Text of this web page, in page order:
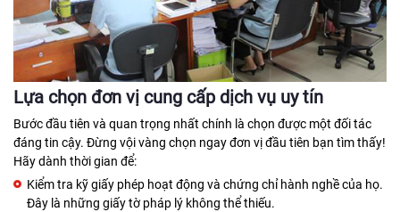
Lựa chọn đơn vị cung cấp dịch vụ uy tín
Bước đầu tiên và quan trọng nhất chính là chọn được một đối tác
đáng tin cậy. Đừng vội vàng chọn ngay đơn vị đầu tiên bạn tìm thấy!
Hãy dành thời gian để:
Kiểm tra kỹ giấy phép hoạt động và chứng chỉ hành nghề của họ.
Đây là những giấy tờ pháp lý không thể thiếu.